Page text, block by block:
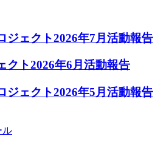
ジェクト2026年7月活動報告
クト2026年6月活動報告
ジェクト2026年5月活動報告
ル